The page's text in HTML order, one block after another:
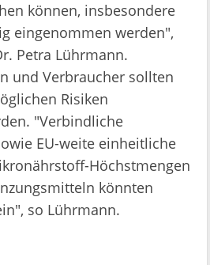
können, insbesondere
eingenommen werden",
Petra Lührmann.
und Verbraucher sollten
Risiken
"Verbindliche
EU-weite einheitliche
Höchstmengen
könnten
so Lührmann.